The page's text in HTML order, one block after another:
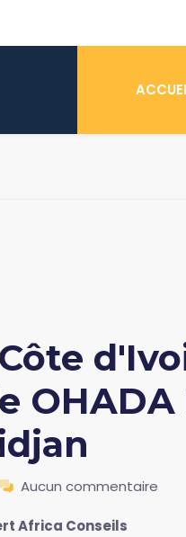
OHADA
Aucun commentaire
Africa Conseils